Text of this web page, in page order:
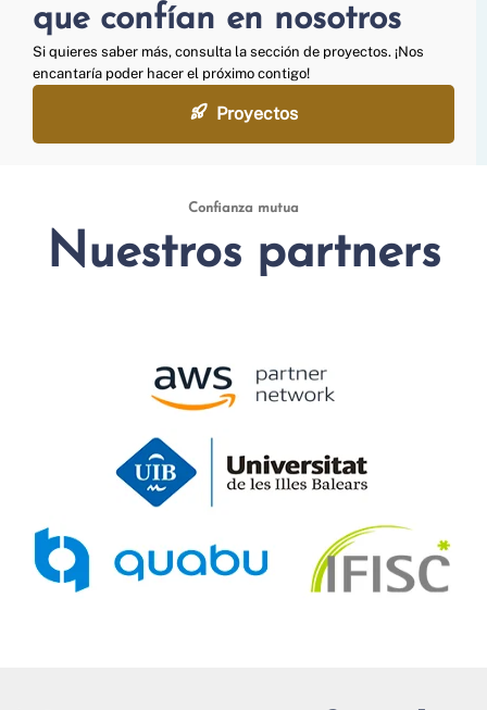
que confían en nosotros
Si quieres saber más, consulta la sección de proyectos. ¡Nos
encantaría poder hacer el próximo contigo!
Proyectos
Confianza mutua
Nuestros partners